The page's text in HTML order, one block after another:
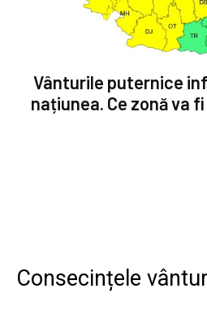
Vânturile puternice
națiunea. Ce zonă va
Consecințele